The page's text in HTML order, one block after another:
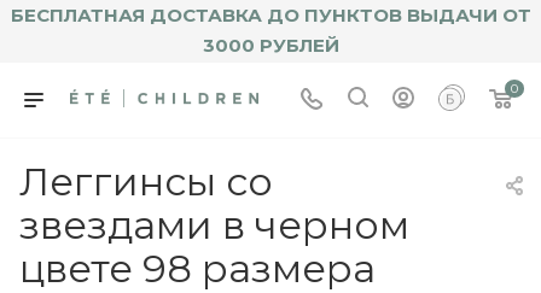
БЕСПЛАТНАЯ ДОСТАВКА ДО ПУНКТОВ ВЫДАЧИ ОТ
3000 РУБЛЕЙ
0
Леггинсы со
звездами в черном
цвете 98 размера